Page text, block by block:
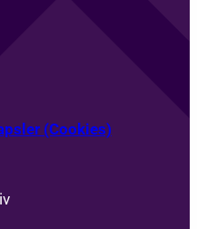
(Cookies)